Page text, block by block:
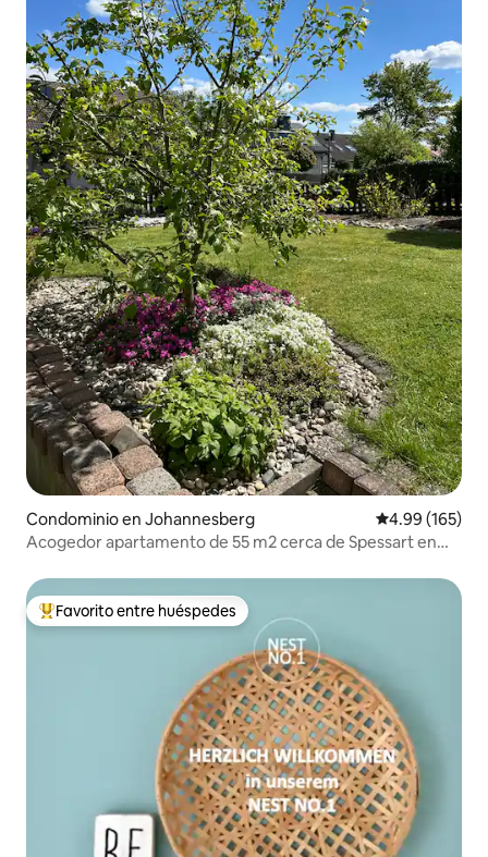
Condominio en Johannesberg Calificación
4.99 (165)
Acogedor apartamento de 55 m2 cerca de Spessart en
De los mejores en Favorito entre huéspedes
Favorito entre huéspedes